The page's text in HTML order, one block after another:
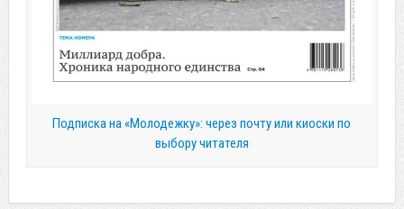
Подписка на «Молодежку»: через почту или киоски по
выбору читателя